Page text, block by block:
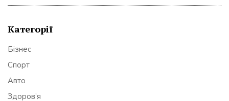
Категорії
Бізнес
Спорт
Авто
Здоров’я